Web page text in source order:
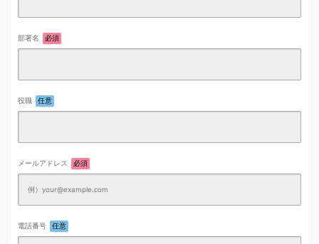
部署名 必須
役職 任意
メールアドレス 必須
電話番号 任意